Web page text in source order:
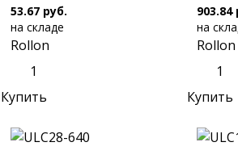
53.67 руб.
на складе
Rollon
Купить
903.84
на
Rollon
Купить